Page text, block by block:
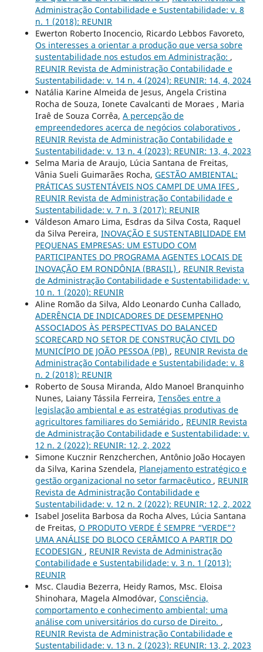
Administração Contabilidade e Sustentabilidade: v. 8
n. 1 (2018): REUNIR
Ewerton Roberto Inocencio, Ricardo Lebbos Favoreto,
Os interesses a orientar a produção que versa sobre
sustentabilidade nos estudos em Administração: ,
REUNIR Revista de Administração Contabilidade e
Sustentabilidade: v. 14 n. 4 (2024): REUNIR: 14, 4, 2024
Natália Karine Almeida de Jesus, Angela Cristina
Rocha de Souza, Ionete Cavalcanti de Moraes , Maria
Iraê de Souza Corrêa, A percepção de
empreendedores acerca de negócios colaborativos ,
REUNIR Revista de Administração Contabilidade e
Sustentabilidade: v. 13 n. 4 (2023): REUNIR: 13, 4, 2023
Selma Maria de Araujo, Lúcia Santana de Freitas,
Vânia Sueli Guimarães Rocha, GESTÃO AMBIENTAL:
PRÁTICAS SUSTENTÁVEIS NOS CAMPI DE UMA IFES ,
REUNIR Revista de Administração Contabilidade e
Sustentabilidade: v. 7 n. 3 (2017): REUNIR
Váldeson Amaro Lima, Esdras da Silva Costa, Raquel
da Silva Pereira, INOVAÇÃO E SUSTENTABILIDADE EM
PEQUENAS EMPRESAS: UM ESTUDO COM
PARTICIPANTES DO PROGRAMA AGENTES LOCAIS DE
INOVAÇÃO EM RONDÔNIA (BRASIL) , REUNIR Revista
de Administração Contabilidade e Sustentabilidade: v.
10 n. 1 (2020): REUNIR
Aline Romão da Silva, Aldo Leonardo Cunha Callado,
ADERÊNCIA DE INDICADORES DE DESEMPENHO
ASSOCIADOS ÀS PERSPECTIVAS DO BALANCED
SCORECARD NO SETOR DE CONSTRUÇÃO CIVIL DO
MUNICÍPIO DE JOÃO PESSOA (PB) , REUNIR Revista de
Administração Contabilidade e Sustentabilidade: v. 8
n. 2 (2018): REUNIR
Roberto de Sousa Miranda, Aldo Manoel Branquinho
Nunes, Laiany Tássila Ferreira, Tensões entre a
legislação ambiental e as estratégias produtivas de
agricultores familiares do Semiárido , REUNIR Revista
de Administração Contabilidade e Sustentabilidade: v.
12 n. 2 (2022): REUNIR: 12, 2, 2022
Simone Kucznir Renzcherchen, Antônio João Hocayen
da Silva, Karina Szendela, Planejamento estratégico e
gestão organizacional no setor farmacêutico , REUNIR
Revista de Administração Contabilidade e
Sustentabilidade: v. 12 n. 2 (2022): REUNIR: 12, 2, 2022
Isabel Joselita Barbosa da Rocha Alves, Lúcia Santana
de Freitas, O PRODUTO VERDE É SEMPRE “VERDE”?
UMA ANÁLISE DO BLOCO CERÂMICO A PARTIR DO
ECODESIGN , REUNIR Revista de Administração
Contabilidade e Sustentabilidade: v. 3 n. 1 (2013):
REUNIR
Msc. Claudia Bezerra, Heidy Ramos, Msc. Eloisa
Shinohara, Magela Almodóvar, Consciência,
comportamento e conhecimento ambiental: uma
análise com universitários do curso de Direito. ,
REUNIR Revista de Administração Contabilidade e
Sustentabilidade: v. 13 n. 2 (2023): REUNIR: 13, 2, 2023